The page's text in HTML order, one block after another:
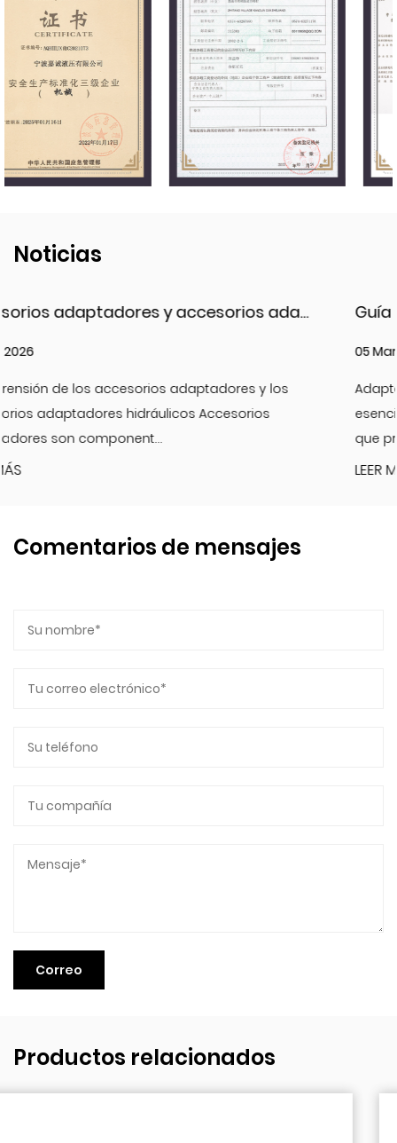
Noticias
Accesorios adaptadores y accesorios adaptadores hidráulicos: tipos, materiales y mejores prácticas
Adaptador hidráulico accesorios JIC son
esenciales en los sistemas hidráulicos de alta
que proporcion...
Comentarios de mensajes
Productos relacionados